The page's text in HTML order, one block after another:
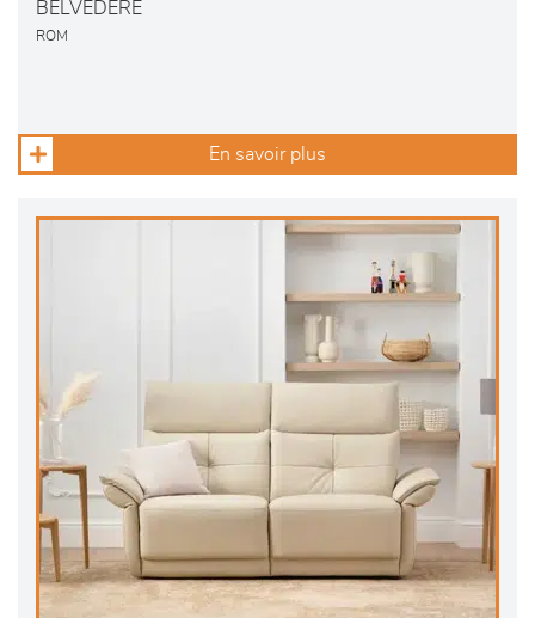
BELVEDERE
ROM
En savoir plus